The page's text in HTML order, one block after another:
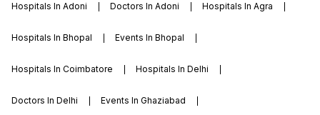
Hospitals In Adoni Doctors In Adoni Hospitals In Agra
Hospitals In Bhopal Events In Bhopal
Hospitals In Coimbatore Hospitals In Delhi
Doctors In Delhi Events In Ghaziabad